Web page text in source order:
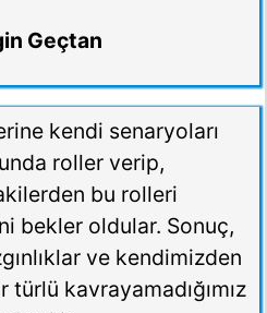
Geçtan
kendi senaryoları
roller verip,
bu rolleri
bekler oldular. Sonuç,
ve kendimizden
türlü kavrayamadığımız